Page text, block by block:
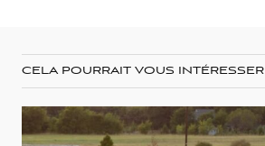
CELA POURRAIT VOUS INTÉRESSER